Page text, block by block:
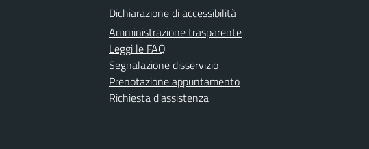
Dichiarazione di accessibilità
Amministrazione trasparente
Leggi le FAQ
Segnalazione disservizio
Prenotazione appuntamento
Richiesta d'assistenza